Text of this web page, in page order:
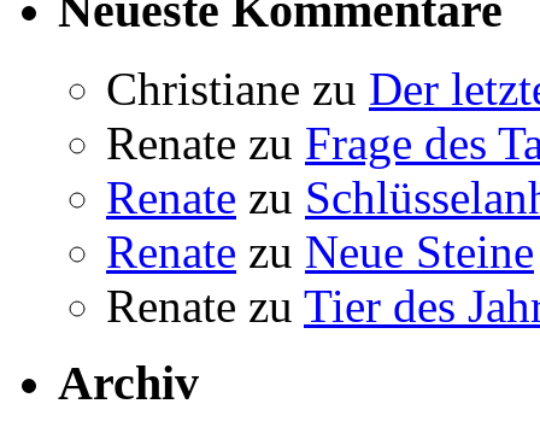
Christiane zu Der
Renate zu Frage des
Renate zu
Renate zu Neue Steine
Renate zu Tier des
Archiv